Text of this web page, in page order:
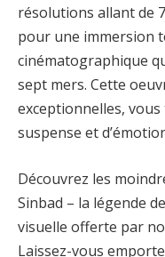
résolutions allant de
pour une immersion
cinématographique
sept mers. Cette
exceptionnelles,
suspense et
Découvrez les
Sinbad – la légende
visuelle offerte par
Laissez-vous